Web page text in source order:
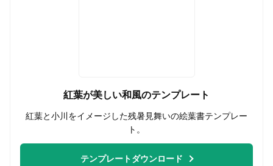
紅葉が美しい和風のテンプレート
紅葉と小川をイメージした残暑見舞いの絵葉書テンプレー
ト。
テンプレートダウンロード